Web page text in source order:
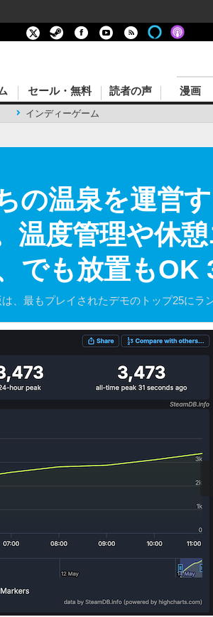
インディーゲーム
セール・無料 読者の声 漫画
の温泉を運営
温度管理や休
でも放置もOK
、最もプレイされたデモのトップ25にラ